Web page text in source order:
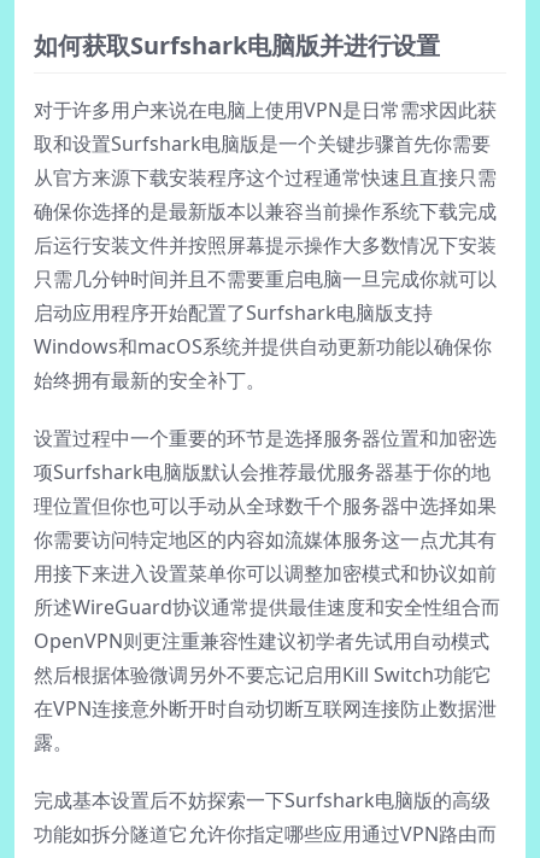
如何获取Surfshark电脑版并进行设置
对于许多用户来说在电脑上使用VPN是日常需求因此获
取和设置Surfshark电脑版是一个关键步骤首先你需要
从官方来源下载安装程序这个过程通常快速且直接只需
确保你选择的是最新版本以兼容当前操作系统下载完成
后运行安装文件并按照屏幕提示操作大多数情况下安装
只需几分钟时间并且不需要重启电脑一旦完成你就可以
启动应用程序开始配置了Surfshark电脑版支持
Windows和macOS系统并提供自动更新功能以确保你
始终拥有最新的安全补丁。
设置过程中一个重要的环节是选择服务器位置和加密选
项Surfshark电脑版默认会推荐最优服务器基于你的地
理位置但你也可以手动从全球数千个服务器中选择如果
你需要访问特定地区的内容如流媒体服务这一点尤其有
用接下来进入设置菜单你可以调整加密模式和协议如前
所述WireGuard协议通常提供最佳速度和安全性组合而
OpenVPN则更注重兼容性建议初学者先试用自动模式
然后根据体验微调另外不要忘记启用Kill Switch功能它
在VPN连接意外断开时自动切断互联网连接防止数据泄
露。
完成基本设置后不妨探索一下Surfshark电脑版的高级
功能如拆分隧道它允许你指定哪些应用通过VPN路由而